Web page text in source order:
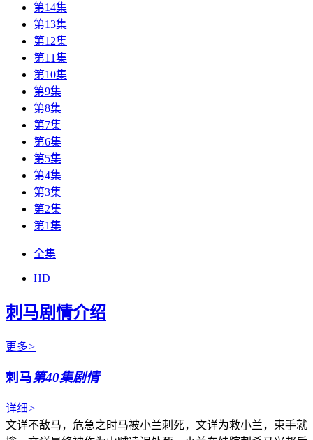
第14集
第13集
第12集
第11集
第10集
第9集
第8集
第7集
第6集
第5集
第4集
第3集
第2集
第1集
全集
HD
刺马剧情介绍
更多>
刺马第40集剧情
详细>
文详不敌马，危急之时马被小兰刺死，文详为救小兰，束手就